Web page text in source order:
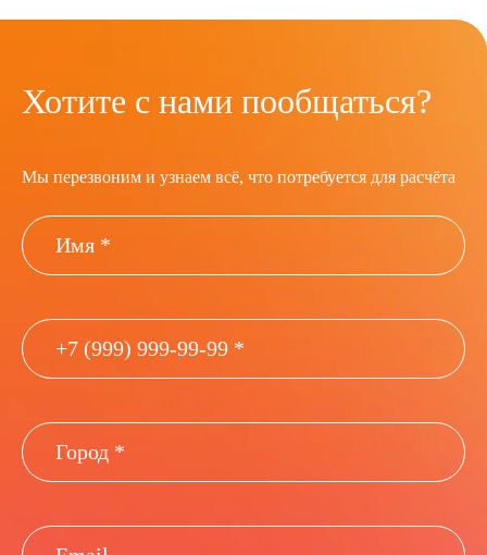
Хотите с нами пообщаться?
Мы перезвоним и узнаем всё, что потребуется для расчёта